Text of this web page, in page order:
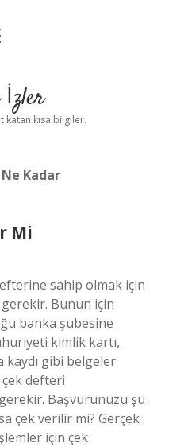
İzler
katan kısa bilgiler.
Kadar
Mi
sahip olmak için
Bunun için
banka şubesine
kimlik kartı,
kaydı gibi belgeler
defteri
Başvurunuzu şu
çek verilir mi? Gerçek
için çek